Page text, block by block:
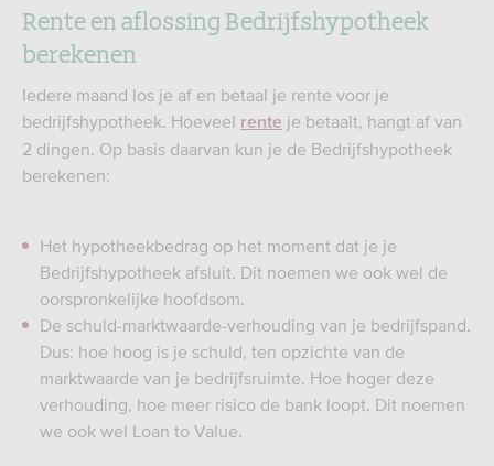
Rente en aflossing Bedrijfshypotheek
berekenen
Iedere maand los je af en betaal je rente voor je
bedrijfshypotheek. Hoeveel rente je betaalt, hangt af van
2 dingen. Op basis daarvan kun je de Bedrijfshypotheek
berekenen:
Het hypotheekbedrag op het moment dat je je
Bedrijfshypotheek afsluit. Dit noemen we ook wel de
oorspronkelijke hoofdsom.
De schuld-marktwaarde-verhouding van je bedrijfspand.
Dus: hoe hoog is je schuld, ten opzichte van de
marktwaarde van je bedrijfsruimte. Hoe hoger deze
verhouding, hoe meer risico de bank loopt. Dit noemen
we ook wel Loan to Value.